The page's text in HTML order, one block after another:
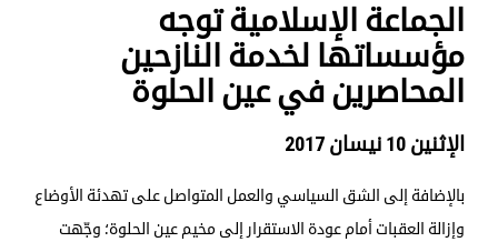
الجماعة الإسلامية توجه
مؤسساتها لخدمة النازحين
المحاصرين في عين الحلوة
الإثنين 10 نيسان 2017
بالإضافة إلى الشق السياسي والعمل المتواصل على تهدئة الأوضاع
وإزالة العقبات أمام عودة الاستقرار إلى مخيم عين الحلوة؛ وجّهت